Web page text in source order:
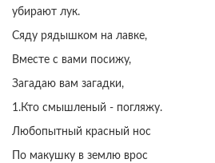
убирают лук.
Сяду рядышком на лавке,
Вместе с вами посижу,
Загадаю вам загадки,
1.Кто смышленый - погляжу.
Любопытный красный нос
По макушку в землю врос